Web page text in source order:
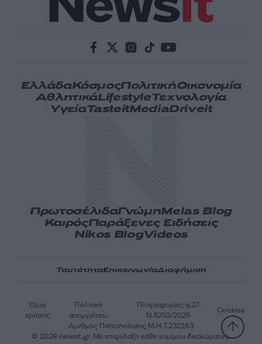
ΕλλάδαΚόσμοςΠολιτικήΟικονομία
ΑθλητικάLifestyleΤεχνολογία
ΥγείαTasteitMediaDriveit
ΠρωτοσέλιδαΓνώμηMelas Blog
ΚαιρόςΠαράξενες Ειδήσεις
Nikos BlogVideos
ΤαυτότηταΕπικοινωνίαΔιαφήμιση
Αριθμός Πιστοποίησης Μ.Η.Τ.232163
Όροι
χρήσης
Πολιτική
απορρήτου
Πληροφορίες α.27
Ν.5253/2025
Cookies
© 2026 newsit.gr. Με επιφύλαξη κάθε νομίμου δικαιώματος.